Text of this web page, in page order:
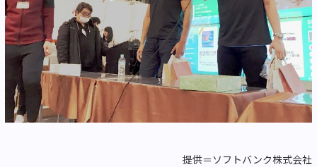
提供＝ソフトバンク株式会社